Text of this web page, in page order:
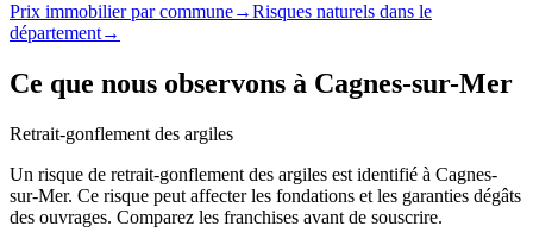
Prix immobilier par commune→Risques naturels dans le
département→
Ce que nous observons à Cagnes-sur-Mer
Retrait-gonflement des argiles
Un risque de retrait-gonflement des argiles est identifié à Cagnes-
sur-Mer. Ce risque peut affecter les fondations et les garanties dégâts
des ouvrages. Comparez les franchises avant de souscrire.